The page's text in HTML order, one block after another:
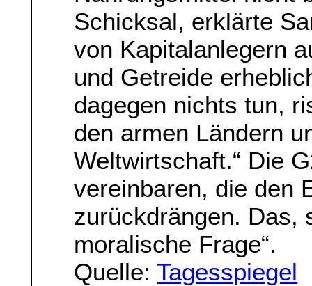
Schicksal, erklärte
von Kapitalanlegern
und Getreide
dagegen nichts tun,
den armen Ländern
Weltwirtschaft.“ Die
vereinbaren, die den
zurückdrängen. Das,
moralische Frage“.
Quelle:Tagesspiegel